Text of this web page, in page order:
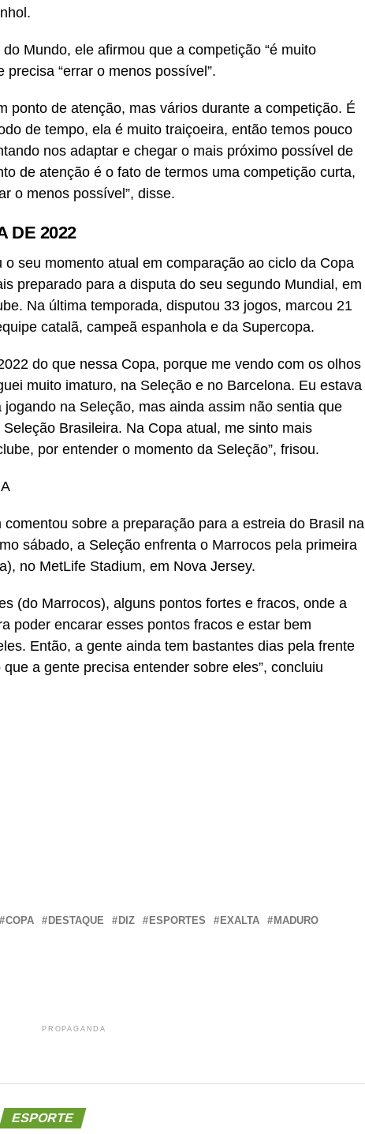
Mundo, ele afirmou que a competição “é muito
“errar o menos possível”.
ponto de atenção, mas vários durante a competição. É
de tempo, ela é muito traiçoeira, então temos pouco
nos adaptar e chegar o mais próximo possível de
de atenção é o fato de termos uma competição curta,
o menos possível”, disse.
DE 2022
seu momento atual em comparação ao ciclo da Copa
preparado para a disputa do seu segundo Mundial, em
Na última temporada, disputou 33 jogos, marcou 21
catalã, campeã espanhola e da Supercopa.
do que nessa Copa, porque me vendo com os olhos
muito imaturo, na Seleção e no Barcelona. Eu estava
na Seleção, mas ainda assim não sentia que
Brasileira. Na Copa atual, me sinto mais
por entender o momento da Seleção”, frisou.
sobre a preparação para a estreia do Brasil na
sábado, a Seleção enfrenta o Marrocos pela primeira
no MetLife Stadium, em Nova Jersey.
(do Marrocos), alguns pontos fortes e fracos, onde a
poder encarar esses pontos fracos e estar bem
Então, a gente ainda tem bastantes dias pela frente
a gente precisa entender sobre eles”, concluiu
COPA DESTAQUE DIZ ESPORTES EXALTA
MADURO
PROPAGANDA
ESPORTE